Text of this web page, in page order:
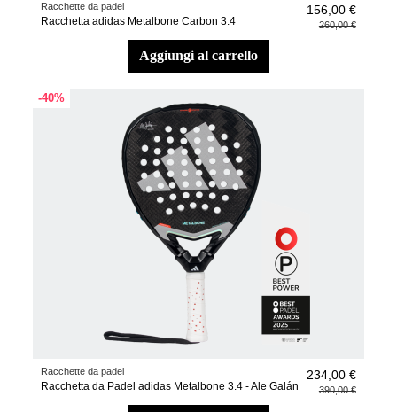
Racchette da padel
Racchetta adidas Metalbone Carbon 3.4
156,00 €
260,00 €
aggiungi al carrello
-40%
Racchette da padel
Racchetta da Padel adidas Metalbone 3.4 - Ale Galán
234,00 €
390,00 €